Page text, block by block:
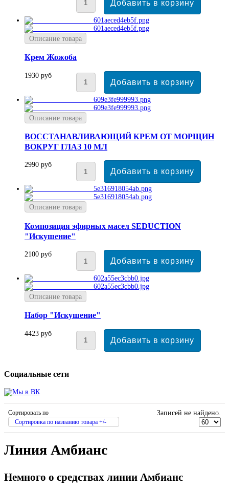
Описание товара
Крем Жожоба
1930 руб
Описание товара
ВОССТАНАВЛИВАЮЩИЙ КРЕМ ОТ МОРЩИН
ВОКРУГ ГЛАЗ 10 МЛ
2990 руб
Описание товара
Композиция эфирных масел SEDUCTION
"Искушение"
2100 руб
Описание товара
Набор "Искушение"
4423 руб
Социальные сети
Сортировать по
Сортировка по названию товара +/-
Записей не найдено.
Линия Амбианс
Немного о средствах линии Амбианс